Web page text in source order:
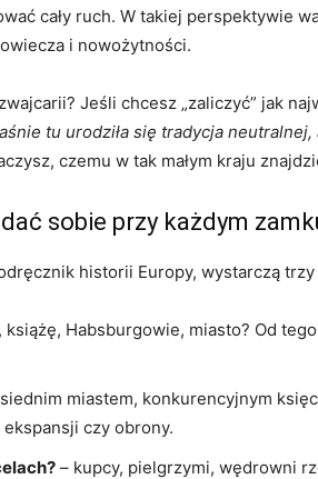
cały ruch. W takiej perspektywie
i nowożytności.
Jeśli chcesz „zaliczyć” jak
tu urodziła się tradycja
czemu w tak małym kraju
sobie przy każdym
historii Europy, wystarczą
Habsburgowie, miasto? Od
miastem, konkurencyjnym
czy obrony.
– kupcy, pielgrzymi, wędrowni